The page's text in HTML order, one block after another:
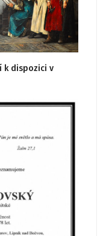
k dispozici v